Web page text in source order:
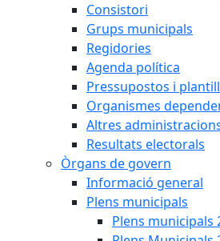
Consistori
Grups municipals
Regidories
Agenda política
Pressupostos i
Organismes
Altres
Resultats electorals
Òrgans de govern
Informació general
Plens municipals
Plens municipals